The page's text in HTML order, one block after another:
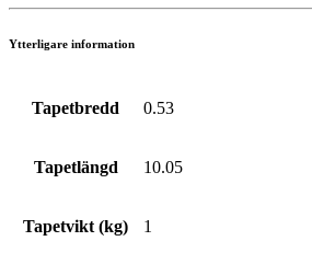
Ytterligare information
Tapetbredd 0.53
Tapetlängd 10.05
Tapetvikt (kg) 1